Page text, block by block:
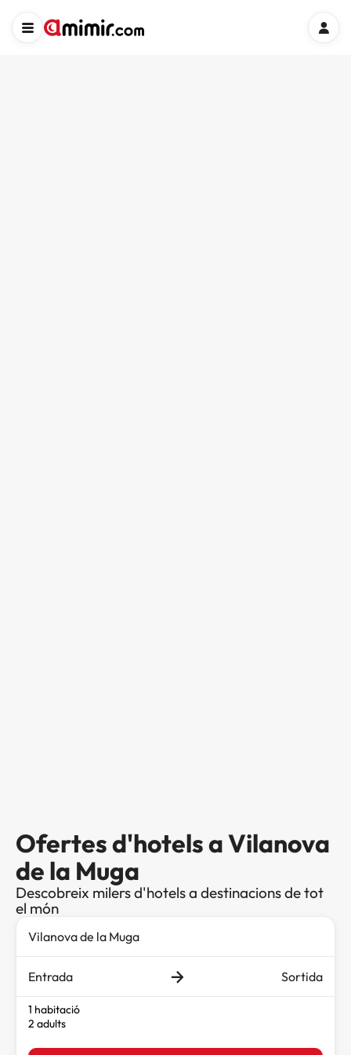
Ofertes d'hotels a Vilanova
de la Muga
Descobreix milers d'hotels a destinacions de tot
el món
Entrada Sortida
1 habitació
2 adults